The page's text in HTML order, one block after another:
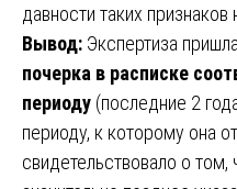
давности таких признаков
Вывод: Экспертиза
почерка в расписке
периоду (последние 2
периоду, к которому она
свидетельствовало о